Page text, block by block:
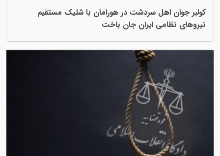
کولبر جوان اهل سردشت در هورامان با شلیک مستقیم
نیروهای نظامی ایران جان باخت